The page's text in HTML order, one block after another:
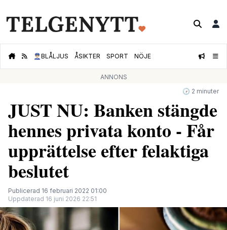
👮🏻‍♂️BLÅLJUS ÅSIKTER SPORT NÖJE
ANNONS
🕝 2 minuter
JUST NU: Banken stängde
hennes privata konto - Får
upprättelse efter felaktiga
beslutet
Publicerad 16 februari 2022 01:00
Uppdaterad 16 juni 2026 22:51